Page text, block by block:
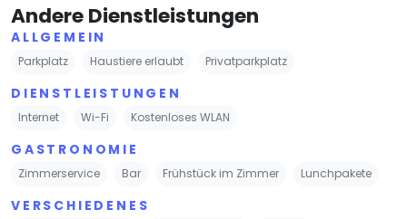
Andere Dienstleistungen
ALLGEMEIN
Parkplatz Haustiere erlaubt Privatparkplatz
DIENSTLEISTUNGEN
Internet Wi-Fi Kostenloses WLAN
GASTRONOMIE
Zimmerservice Bar Frühstück im Zimmer Lunchpakete
VERSCHIEDENES